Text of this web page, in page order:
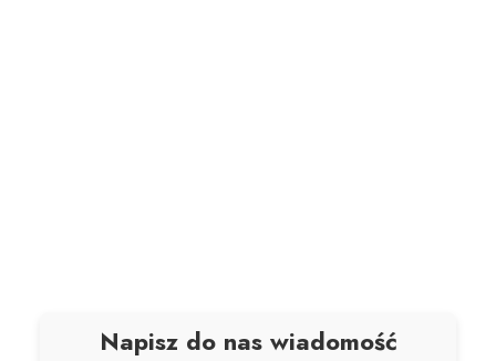
Napisz do nas wiadomość